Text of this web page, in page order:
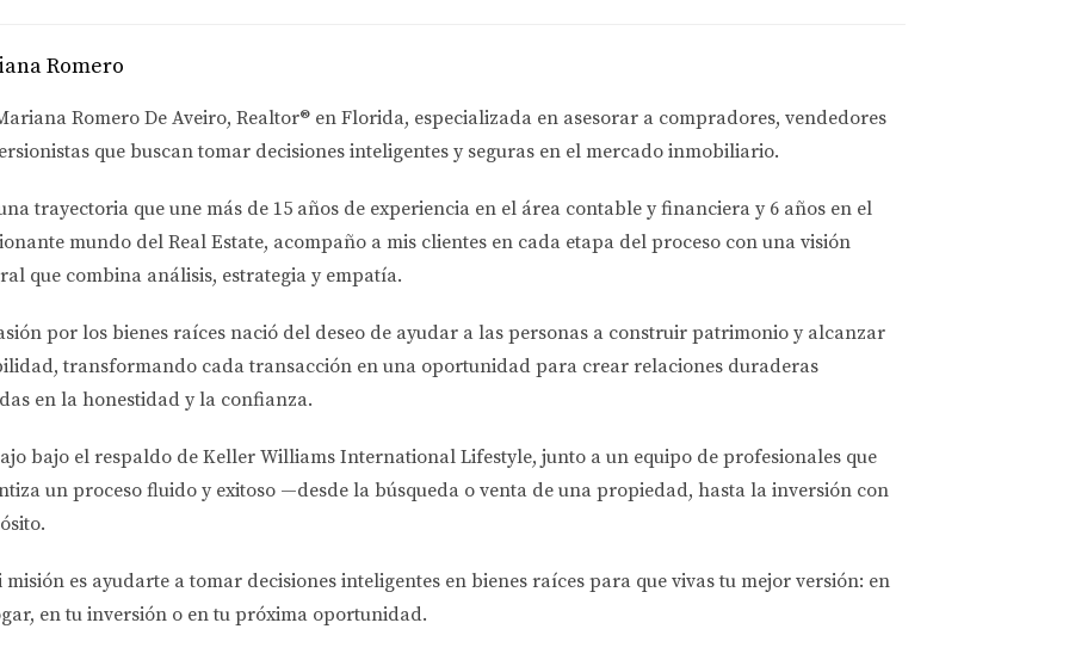
¡no dudes en contactarnos! Estamos aquí para ayudarte a encontrar la mejor solución
los procesos y requisitos específicos para tu situación.
te ayudará a tomar decisiones informadas. ¡Infórmate bien!
crediticio en EE.UU.?
país de origen como referencia.
del precio total de la propiedad.
Romero
Romero De Aveiro, Realtor® en Florida, especializada en asesorar a compradores, vendedores
que buscan tomar decisiones inteligentes y seguras en el mercado inmobiliario.
trayectoria que une más de 15 años de experiencia en el área contable y financiera y 6 años en el
mundo del Real Estate, acompaño a mis clientes en cada etapa del proceso con una visión
que combina análisis, estrategia y empatía.
por los bienes raíces nació del deseo de ayudar a las personas a construir patrimonio y alcanzar
, transformando cada transacción en una oportunidad para crear relaciones duraderas
en la honestidad y la confianza.
bajo el respaldo de Keller Williams International Lifestyle, junto a un equipo de profesionales que
un proceso fluido y exitoso —desde la búsqueda o venta de una propiedad, hasta la inversión con
misión es ayudarte a tomar decisiones inteligentes en bienes raíces para que vivas tu mejor versión: en
en tu inversión o en tu próxima oportunidad.